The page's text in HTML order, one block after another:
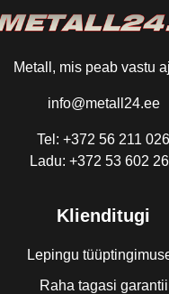
Metall, mis peab vastu
info@metall24.ee
Tel: +372 56 211 026
Ladu: +372 53 602
Klienditugi
Lepingu
Raha tagasi garantii